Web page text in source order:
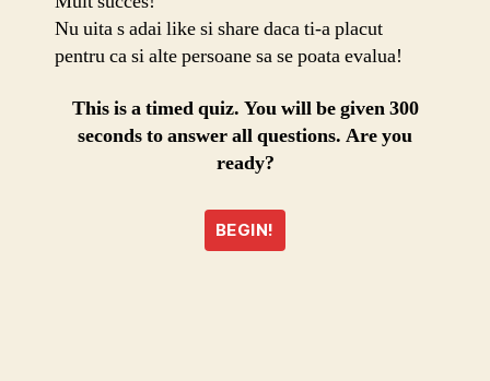
Nu uita s adai like si share daca ti-a placut
pentru ca si alte persoane sa se poata evalua!
This is a timed quiz. You will be given 300
seconds to answer all questions. Are you
ready?
BEGIN!